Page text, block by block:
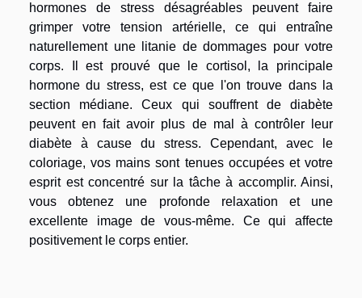
hormones de stress désagréables peuvent faire
grimper votre tension artérielle, ce qui entraîne
naturellement une litanie de dommages pour votre
corps. Il est prouvé que le cortisol, la principale
hormone du stress, est ce que l'on trouve dans la
section médiane. Ceux qui souffrent de diabète
peuvent en fait avoir plus de mal à contrôler leur
diabète à cause du stress. Cependant, avec le
coloriage, vos mains sont tenues occupées et votre
esprit est concentré sur la tâche à accomplir. Ainsi,
vous obtenez une profonde relaxation et une
excellente image de vous-même. Ce qui affecte
positivement le corps entier.